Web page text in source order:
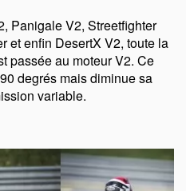
Panigale V2, Streetfighter
et enfin DesertX V2, toute la
passée au moteur V2. Ce
degrés mais diminue sa
variable.